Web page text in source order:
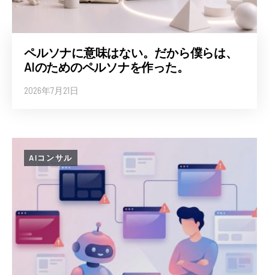
ペルソナに意味はない。だから僕らは、
AIのためのペルソナを作った。
2026年7月21日
AIコンサル